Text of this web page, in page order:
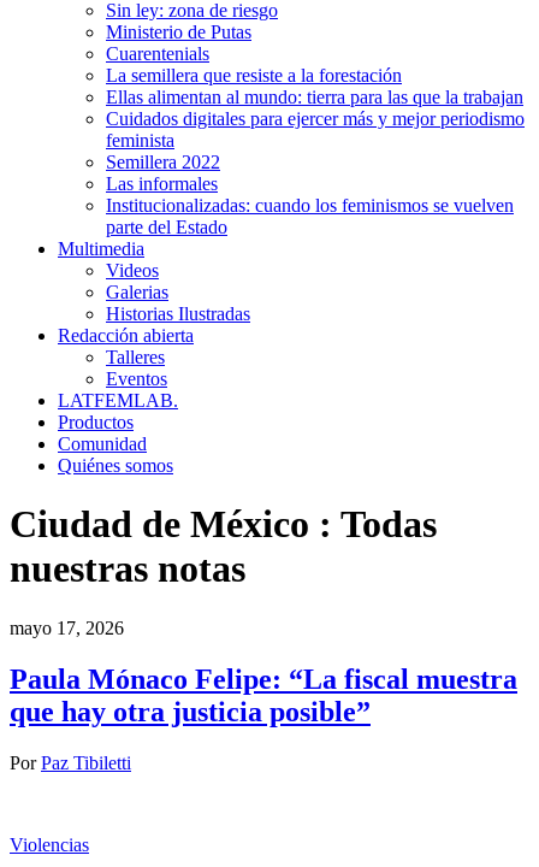
Sin ley: zona de riesgo
Ministerio de Putas
Cuarentenials
La semillera que resiste a la forestación
Ellas alimentan al mundo: tierra para las que la trabajan
Cuidados digitales para ejercer más y mejor periodismo
feminista
Semillera 2022
Las informales
Institucionalizadas: cuando los feminismos se vuelven
parte del Estado
Multimedia
Videos
Galerias
Historias Ilustradas
Redacción abierta
Talleres
Eventos
LATFEMLAB.
Productos
Comunidad
Quiénes somos
Ciudad de México : Todas
nuestras notas
mayo 17, 2026
Paula Mónaco Felipe: “La fiscal muestra
que hay otra justicia posible”
PorPaz Tibiletti
Violencias